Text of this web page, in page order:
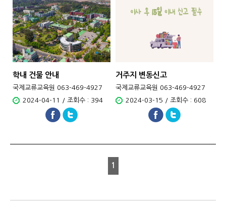
학내 건물 안내
국제교류교육원 063-469-4927
2024-04-11 / 조회수 : 394
거주지 변동신고
국제교류교육원 063-469-4927
2024-03-15 / 조회수 : 608
1